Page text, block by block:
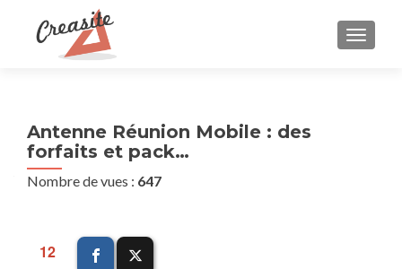
Antenne Réunion Mobile : des
forfaits et pack…
Nombre de vues : 647
12